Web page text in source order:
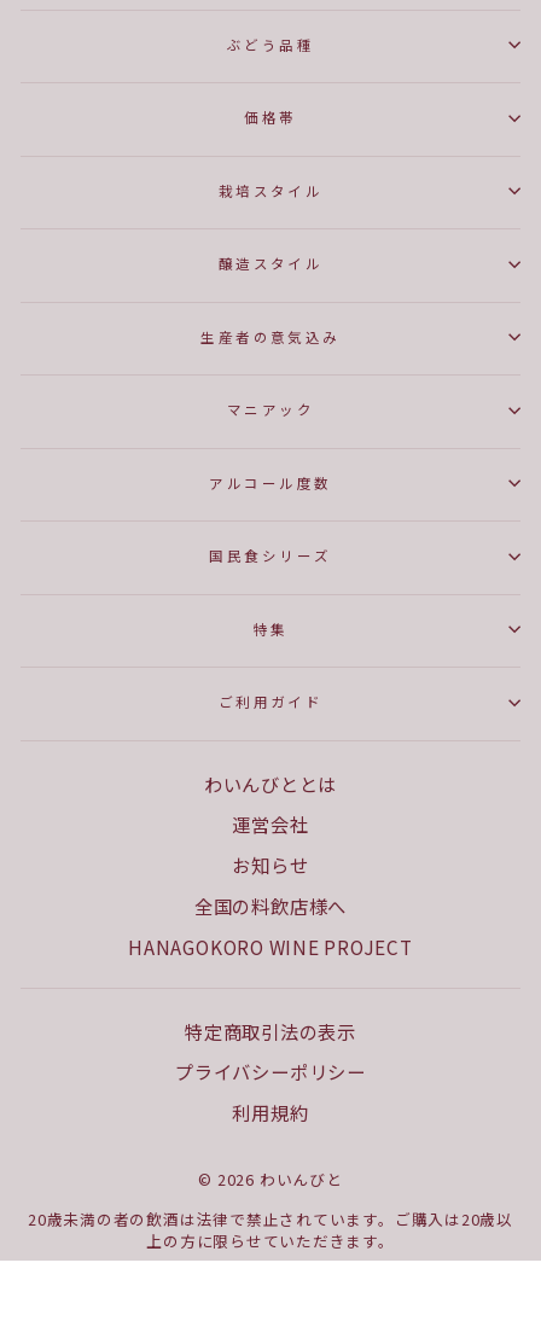
ぶどう品種
価格帯
栽培スタイル
醸造スタイル
生産者の意気込み
マニアック
アルコール度数
国民食シリーズ
特集
ご利用ガイド
わいんびととは
運営会社
お知らせ
全国の料飲店様へ
HANAGOKORO WINE PROJECT
特定商取引法の表示
プライバシーポリシー
利用規約
© 2026 わいんびと
20歳未満の者の飲酒は法律で禁止されています。ご購入は20歳以
上の方に限らせていただきます。